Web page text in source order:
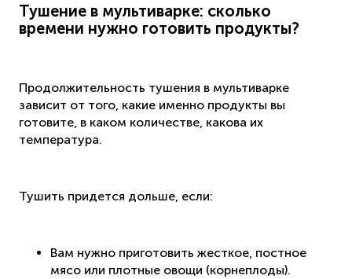
Тушение в мультиварке: сколько
времени нужно готовить продукты?
Продолжительность тушения в мультиварке
зависит от того, какие именно продукты вы
готовите, в каком количестве, какова их
температура.
Тушить придется дольше, если:
Вам нужно приготовить жесткое, постное
мясо или плотные овощи (корнеплоды).